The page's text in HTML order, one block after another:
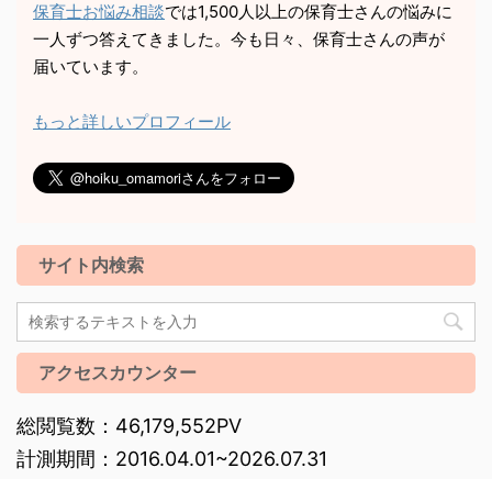
保育士お悩み相談では1,500人以上の保育士さんの悩みに
一人ずつ答えてきました。今も日々、保育士さんの声が
届いています。
もっと詳しいプロフィール
サイト内検索
アクセスカウンター
総閲覧数：46,179,552PV
計測期間：2016.04.01~2026.07.31